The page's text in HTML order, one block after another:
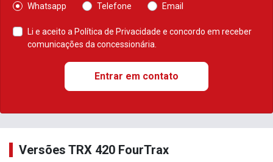
Whatsapp
Telefone Email
Li e aceito a Política de Privacidade e concordo em receber
comunicações da concessionária.
Entrar em contato
Versões TRX 420 FourTrax